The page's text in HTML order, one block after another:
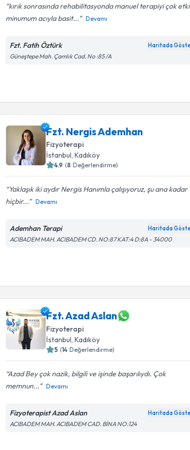
kırık sonrasında rehabilitasyonda manuel terapiyi çok
minumum acıyla basit...
Devamı
Fzt. Fatih Öztürk Haritada
Güneştepe Mah. Çamlık Cad. No :85 /A
Fzt. Nergis Ademhan
Fizyoterapi
İstanbul, Kadıköy
4.9 (8 Değerlendirme)
Yaklaşık iki aydır Nergis Hanımla çalışıyoruz, şu ana kadar
hiçbir...
Devamı
Ademhan Terapi Haritada
ACIBADEM MAH. ACIBADEM CD. NO:87 KAT:4 D:8A - 34000
Fzt. Azad Aslan
Fizyoterapi
İstanbul , Kadıköy
5 (14 Değerlendirme)
Azad Bey çok nazik, bilgili ve işinde başarılıydı. Çok
memnun...
Devamı
Fizyoterapist Azad Aslan Haritada
ACIBADEM MAH. ACIBADEM CAD. BİNA NO:124